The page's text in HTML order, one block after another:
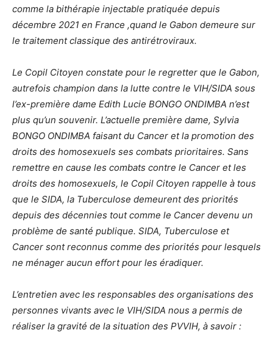
comme la bithérapie injectable pratiquée depuis
décembre 2021 en France ,quand le Gabon demeure sur
le traitement classique des antirétroviraux.
Le Copil Citoyen constate pour le regretter que le Gabon,
autrefois champion dans la lutte contre le VIH/SIDA sous
l’ex-première dame Edith Lucie BONGO ONDIMBA n’est
plus qu’un souvenir. L’actuelle première dame, Sylvia
BONGO ONDIMBA faisant du Cancer et la promotion des
droits des homosexuels ses combats prioritaires. Sans
remettre en cause les combats contre le Cancer et les
droits des homosexuels, le Copil Citoyen rappelle à tous
que le SIDA, la Tuberculose demeurent des priorités
depuis des décennies tout comme le Cancer devenu un
problème de santé publique. SIDA, Tuberculose et
Cancer sont reconnus comme des priorités pour lesquels
ne ménager aucun effort pour les éradiquer.
L’entretien avec les responsables des organisations des
personnes vivants avec le VIH/SIDA nous a permis de
réaliser la gravité de la situation des PVVIH, à savoir :